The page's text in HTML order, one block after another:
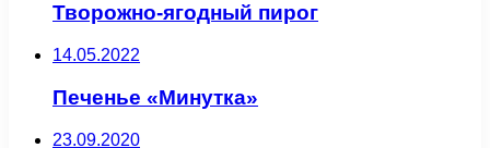
Творожно-ягодный пирог
14.05.2022
Печенье «Минутка»
23.09.2020